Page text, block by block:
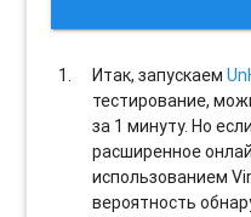
Итак, запускаем
тестирование,
за 1 минуту. Но
расширенное
использованием
вероятность